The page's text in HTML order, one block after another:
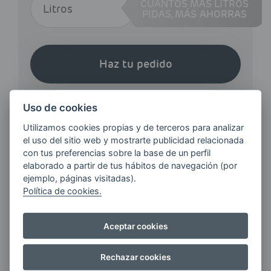
CUANTOS MÁS LITROS
MÁS AHORRAS
Haz tu pedido
¿QUIERES ESTAR AL DÍA DE
LAS
ÚLTIMAS NOVEDADES?
Uso de cookies
Utilizamos cookies propias y de terceros para analizar
el uso del sitio web y mostrarte publicidad relacionada
con tus preferencias sobre la base de un perfil
elaborado a partir de tus hábitos de navegación (por
ejemplo, páginas visitadas).
Política de cookies.
Aceptar cookies
Rechazar cookies